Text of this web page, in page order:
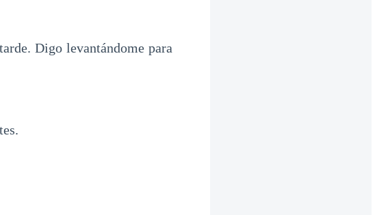
Digo levantándome para